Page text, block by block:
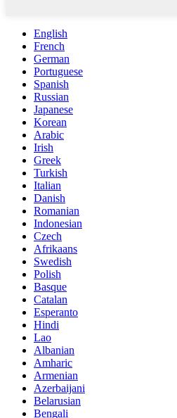
English
French
German
Portuguese
Spanish
Russian
Japanese
Korean
Arabic
Irish
Greek
Turkish
Italian
Danish
Romanian
Indonesian
Czech
Afrikaans
Swedish
Polish
Basque
Catalan
Esperanto
Hindi
Lao
Albanian
Amharic
Armenian
Azerbaijani
Belarusian
Bengali